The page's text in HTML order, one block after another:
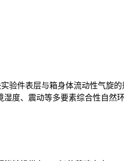
验件表层与箱身体流动性气旋
度、震动等多要素综合性自然